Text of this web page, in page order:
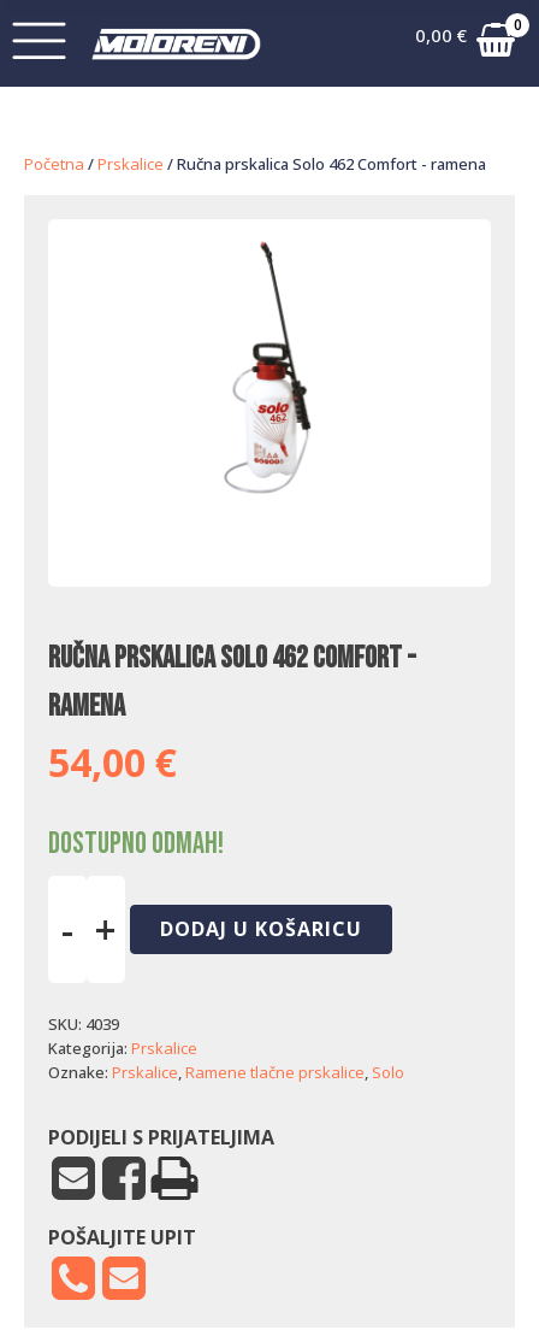
0,00 € 0
Početna /Prskalice / Ručna prskalica Solo 462 Comfort - ramena
Ručna prskalica Solo 462 Comfort -
ramena
54,00 €
Dostupno odmah!
-
462
Comfort
-
+ DODAJ U KOŠARICU
SKU: 4039
Kategorija: Prskalice
Oznake: Prskalice,Ramene tlačne prskalice, Solo
PODIJELI S PRIJATELJIMA
POŠALJITE UPIT